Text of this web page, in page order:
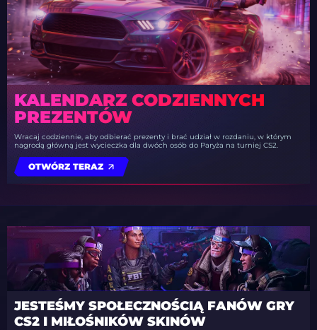
KALENDARZ CODZIENNYCH
PREZENTÓW
Wracaj codziennie, aby odbierać prezenty i brać udział w rozdaniu, w którym
nagrodą główną jest wycieczka dla dwóch osób do Paryża na turniej CS2.
OTWÓRZ TERAZ
JESTEŚMY SPOŁECZNOŚCIĄ FANÓW GRY
CS2 I MIŁOŚNIKÓW SKINÓW